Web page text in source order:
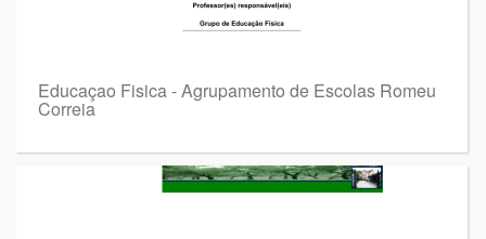
Educaçao Fisica - Agrupamento de Escolas Romeu
Correia